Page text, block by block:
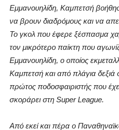
Εμμανουηλίδη, Καμπετσή
να βρουν διαδρόμους και να
Το γκολ που έφερε ξέσπασμα
τον μικρότερο παίκτη που
Εμμανουηλίδη, ο οποίος
Καμπετσή και από πλάγια δεξιά
πρώτος ποδοσφαιριστής που
σκοράρει στη Super League.
Από εκεί και πέρα ο